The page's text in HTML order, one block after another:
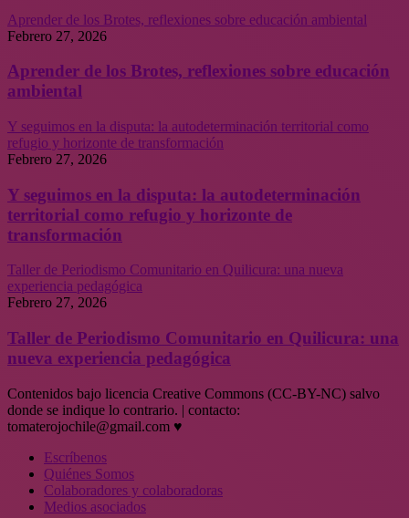
Aprender de los Brotes, reflexiones sobre educación ambiental
Febrero 27, 2026
Aprender de los Brotes, reflexiones sobre educación
ambiental
Y seguimos en la disputa: la autodeterminación territorial como
refugio y horizonte de transformación
Febrero 27, 2026
Y seguimos en la disputa: la autodeterminación
territorial como refugio y horizonte de
transformación
Taller de Periodismo Comunitario en Quilicura: una nueva
experiencia pedagógica
Febrero 27, 2026
Taller de Periodismo Comunitario en Quilicura: una
nueva experiencia pedagógica
Contenidos bajo licencia Creative Commons (CC-BY-NC) salvo
donde se indique lo contrario. | contacto:
tomaterojochile@gmail.com ♥
Escríbenos
Quiénes Somos
Colaboradores y colaboradoras
Medios asociados